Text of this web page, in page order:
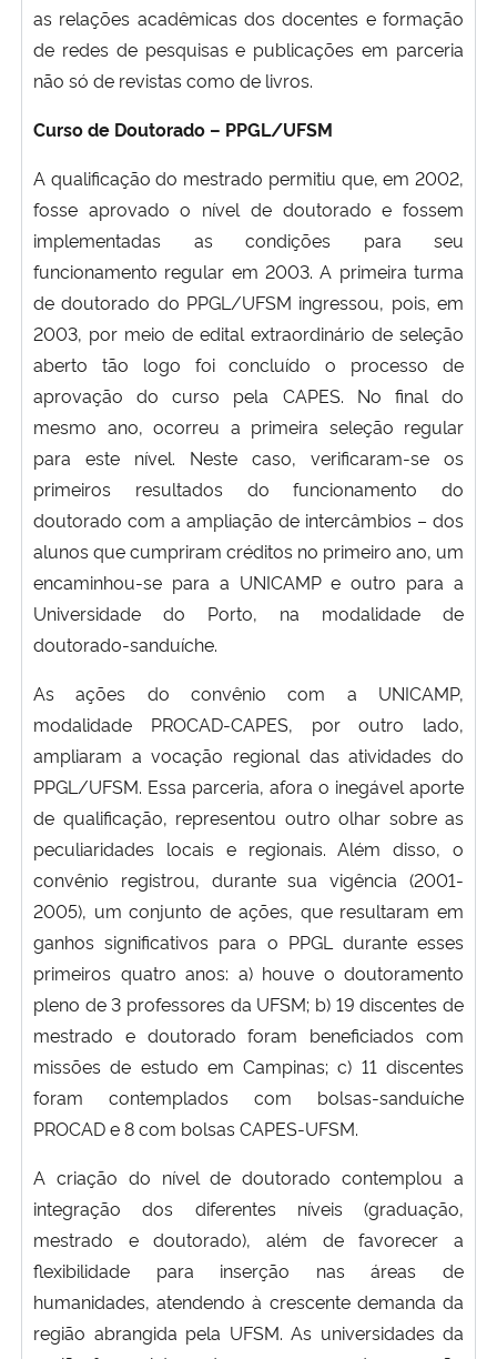
as relações acadêmicas dos docentes e formação
de redes de pesquisas e publicações em parceria
não só de revistas como de livros.
Curso de Doutorado – PPGL/UFSM
A qualificação do mestrado permitiu que, em 2002,
fosse aprovado o nível de doutorado e fossem
implementadas as condições para seu
funcionamento regular em 2003. A primeira turma
de doutorado do PPGL/UFSM ingressou, pois, em
2003, por meio de edital extraordinário de seleção
aberto tão logo foi concluído o processo de
aprovação do curso pela CAPES. No final do
mesmo ano, ocorreu a primeira seleção regular
para este nível. Neste caso, verificaram-se os
primeiros resultados do funcionamento do
doutorado com a ampliação de intercâmbios – dos
alunos que cumpriram créditos no primeiro ano, um
encaminhou-se para a UNICAMP e outro para a
Universidade do Porto, na modalidade de
doutorado-sanduíche.
As ações do convênio com a UNICAMP,
modalidade PROCAD-CAPES, por outro lado,
ampliaram a vocação regional das atividades do
PPGL/UFSM. Essa parceria, afora o inegável aporte
de qualificação, representou outro olhar sobre as
peculiaridades locais e regionais. Além disso, o
convênio registrou, durante sua vigência (2001-
2005), um conjunto de ações, que resultaram em
ganhos significativos para o PPGL durante esses
primeiros quatro anos: a) houve o doutoramento
pleno de 3 professores da UFSM; b) 19 discentes de
mestrado e doutorado foram beneficiados com
missões de estudo em Campinas; c) 11 discentes
foram contemplados com bolsas-sanduíche
PROCAD e 8 com bolsas CAPES-UFSM.
A criação do nível de doutorado contemplou a
integração dos diferentes níveis (graduação,
mestrado e doutorado), além de favorecer a
flexibilidade para inserção nas áreas de
humanidades, atendendo à crescente demanda da
região abrangida pela UFSM. As universidades da